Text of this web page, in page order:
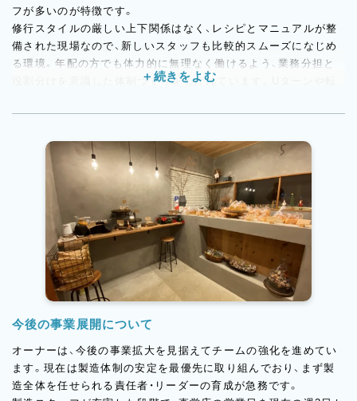
フが多いのが特徴です。
修行スタイルの厳しい上下関係はなく、レシピとマニュアルが整
備された現場なので、新しいスタッフも比較的スムーズになじめ
る環境。年配の方でも体力的に無理なく働けるよう、業務分担と
役割分けを意識した体制づくりを心がけています。Uターンや転
で活躍できます。
を進めていく予定。「自分が得意なことを活かして、チームを支え
たい」という方のやりがいが生まれやすい職場です。
今後の事業展開について
オーナーは、今後の事業拡大を見据えてチームの強化を進めてい
ます。現在は製造体制の安定を最優先に取り組んでおり、まず製
造全体を任せられる責任者・リーダーの育成が急務です。